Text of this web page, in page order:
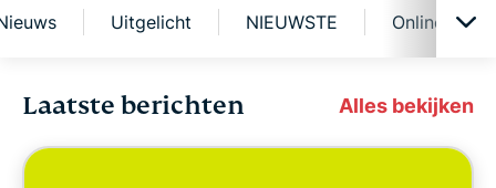
Uitgelicht NIEUWSTE Online
Cybersecurity
Laatste berichten Alles bekijken